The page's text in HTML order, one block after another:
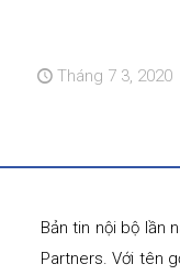
Tháng 7 3, 2020
Bản tin nội bộ lần
Partners. Với tên